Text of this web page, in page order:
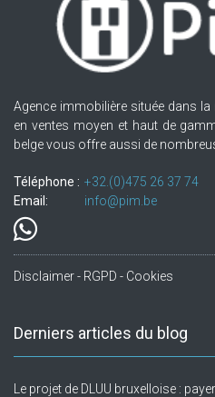
Agence immobilière située dans
en ventes moyen et haut de
belge vous offre aussi de
Téléphone : +32.(0)475 26 37 74
Email:
info@pim.be
Disclaimer - RGPD - Cookies
Derniers articles du blog
Le projet de DLUU bruxelloise :